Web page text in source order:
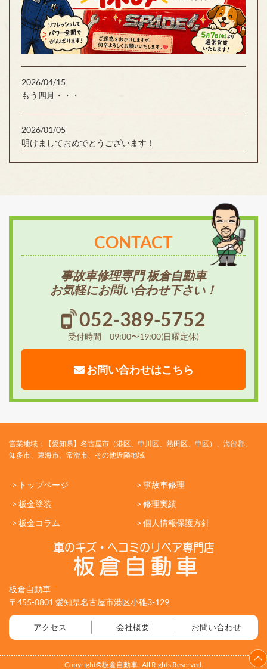
2026/04/15
もう四月・・・
2026/01/05
明けましておめでとうございます！
CONTACT
事故車修理専門 板倉自動車
お気軽にお問い合わせ下さい！
052-389-5752
受付時間 09:00〜19:00(日曜定休)
お問い合わせはこちら
営業地域：【愛知県】名古屋市（港区、中川区、熱田区、中区）、海部郡、
知多市、東海市、常滑市、その他近隣地域
> トップページ
> 事故車修理
> 板金塗装
> 修理実績
> 板金コラム
> 個人情報保護方針
板倉自動車
〒455-0801 愛知県名古屋市港区小碓3-129
アクセス 会社概要 お問い合わせ
Copyright©板倉自動車 . All Rights Reserved.